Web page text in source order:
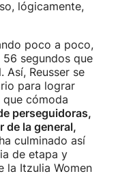
lógicamente,
poco a poco,
segundos que
Así, Reusser se
para lograr
cómoda
perseguidoras,
de la general,
culminado así
de etapa y
la Itzulia Women